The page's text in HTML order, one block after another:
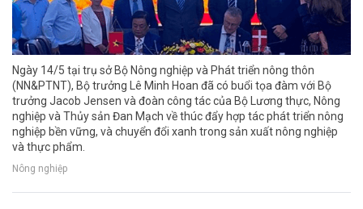
Ngày 14/5 tại trụ sở Bộ Nông nghiệp và Phát triển nông thôn
(NN&PTNT), Bộ trưởng Lê Minh Hoan đã có buổi tọa đàm với Bộ
trưởng Jacob Jensen và đoàn công tác của Bộ Lương thực, Nông
nghiệp và Thủy sản Đan Mạch về thúc đẩy hợp tác phát triển nông
nghiệp bền vững, và chuyển đổi xanh trong sản xuất nông nghiệp
và thực phẩm.
Nông nghiệp